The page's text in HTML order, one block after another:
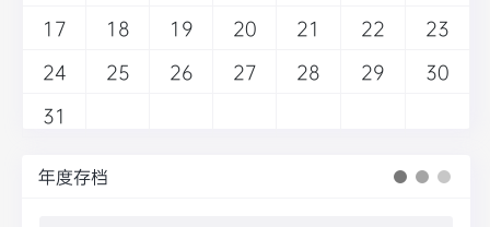
17
18 19 20 21 22
23
24
25 26 27 28 29
30
31
年度存档